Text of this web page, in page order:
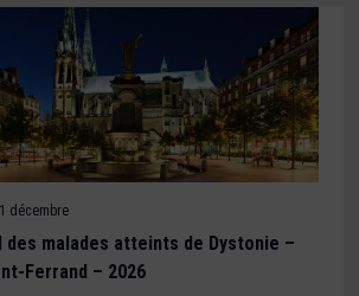
Évènements
des malades atteints de Dystonie –
Ferrand – 2026
décembre